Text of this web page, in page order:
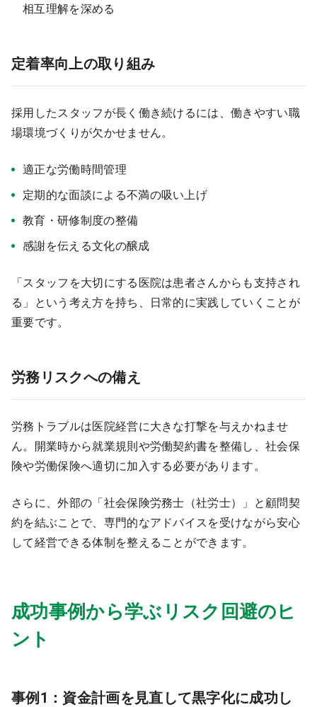
相互理解を深める
定着率向上の取り組み
採用したスタッフが長く働き続けるには、働きやすい職
場環境づくりが欠かせません。
適正な労働時間管理
定期的な面談による不満の吸い上げ
教育・研修制度の整備
感謝を伝える文化の醸成
「スタッフを大切にする医院は患者さんからも支持され
る」という考え方を持ち、日常的に実践していくことが
重要です。
労務リスクへの備え
労務トラブルは医院経営に大きな打撃を与えかねませ
ん。開業時から就業規則や労働契約書を整備し、社会保
険や労働保険へ適切に加入する必要があります。
さらに、外部の「社会保険労務士（社労士）」と顧問契
約を結ぶことで、専門的なアドバイスを受けながら安心
して経営できる体制を整えることができます。
成功事例から学ぶリスク回避のヒ
ント
事例1：資金計画を見直して黒字化に成功し